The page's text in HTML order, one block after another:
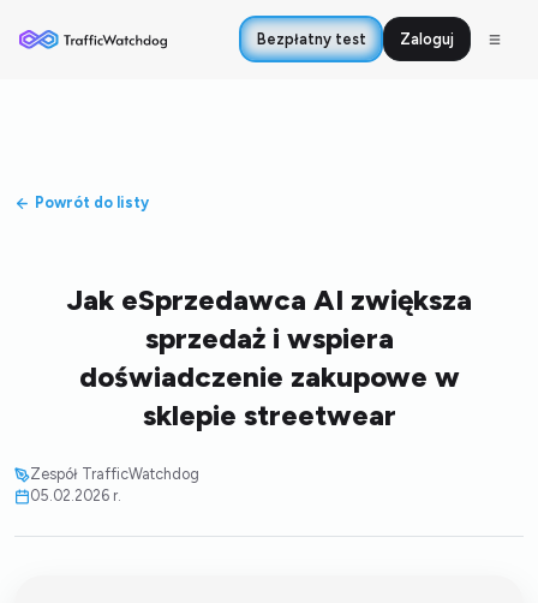
Bezpłatny test Zaloguj
Powrót do listy
Jak eSprzedawca AI zwiększa
sprzedaż i wspiera
doświadczenie zakupowe w
sklepie streetwear
Zespół TrafficWatchdog
05.02.2026 r.